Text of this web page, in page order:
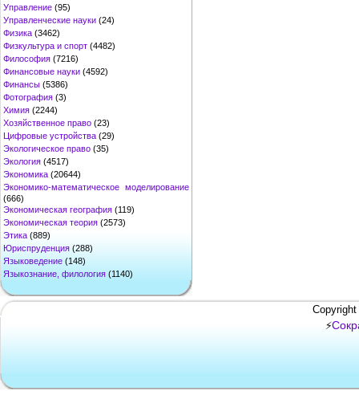
Управление (95)
Управленческие науки (24)
Физика (3462)
Физкультура и спорт (4482)
Философия (7216)
Финансовые науки (4592)
Финансы (5386)
Фотография (3)
Химия (2244)
Хозяйственное право (23)
Цифровые устройства (29)
Экологическое право (35)
Экология (4517)
Экономика (20644)
Экономико-математическое моделирование
(666)
Экономическая география (119)
Экономическая теория (2573)
Этика (889)
Юриспруденция (288)
Языковедение (148)
Языкознание, филология (1140)
⚡